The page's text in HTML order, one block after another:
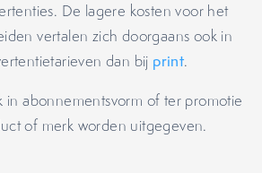
De lagere kosten voor het
vertalen zich doorgaans ook in
dan bij print.
in abonnementsvorm of ter promotie
of merk worden uitgegeven.